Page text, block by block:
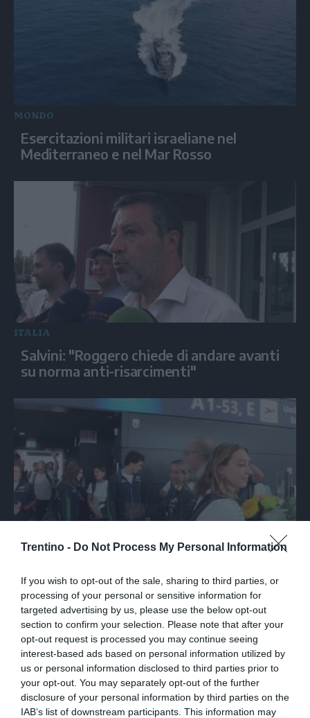
Trentino - Do Not Process My Personal Information
If you wish to opt-out of the sale, sharing to third parties, or
processing of your personal or sensitive information for
targeted advertising by us, please use the below opt-out
section to confirm your selection. Please note that after your
opt-out request is processed you may continue seeing
interest-based ads based on personal information utilized by
us or personal information disclosed to third parties prior to
your opt-out. You may separately opt-out of the further
disclosure of your personal information by third parties on the
IAB’s list of downstream participants. This information may
MONDO
Esercitazioni militari israeliane nel
Mediterraneo e nel Mar Rosso
ITALIA
Salvini: "Roggero chiede di andare avanti
su norma anti-risarcimenti"
SPORT
con gli azzurri dei tuffi